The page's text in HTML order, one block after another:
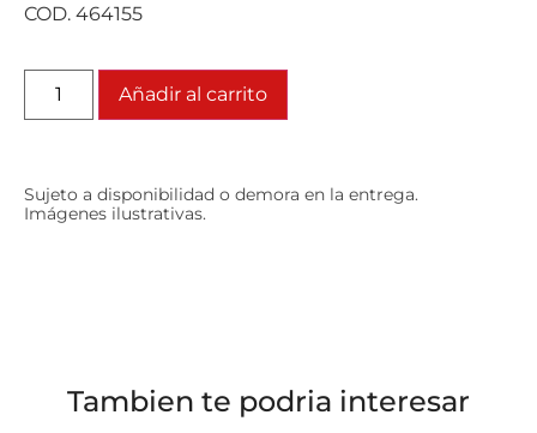
COD. 464155
Añadir al carrito
Sujeto a disponibilidad o demora en la entrega.
Imágenes ilustrativas.
Tambien te podria interesar